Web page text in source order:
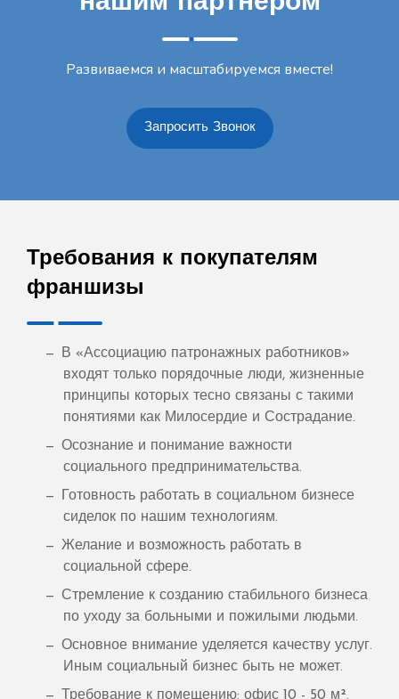
Развиваемся и масштабируемся вместе!
Запросить Звонок
Требования к покупателям
франшизы
В «Ассоциацию патронажных работников»
входят только порядочные люди, жизненные
принципы которых тесно связаны с такими
понятиями как Милосердие и Сострадание.
Осознание и понимание важности
социального предпринимательства.
Готовность работать в социальном бизнесе
сиделок по нашим технологиям.
Желание и возможность работать в
социальной сфере.​​​​​​​
Стремление к созданию стабильного бизнеса
по уходу за больными и пожилыми людьми.
Основное внимание уделяется качеству услуг.
Иным социальный бизнес быть не может.
Требование к помещению: офис 10 - 50 м².